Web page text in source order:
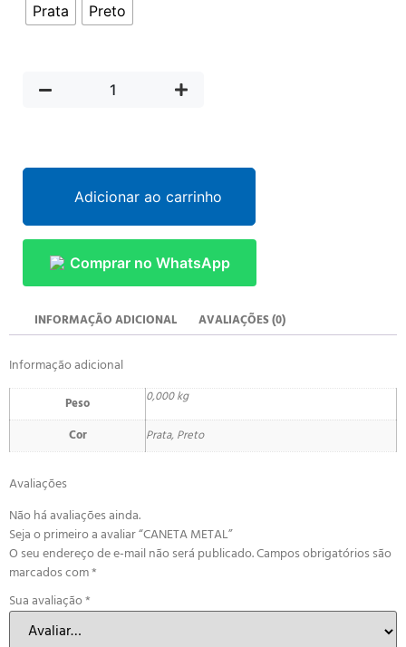
Prata Preto
Adicionar ao carrinho
Comprar no WhatsApp
INFORMAÇÃO ADICIONAL AVALIAÇÕES (0)
Informação adicional
Peso 0,000 kg
Cor Prata, Preto
Avaliações
Não há avaliações ainda.
Seja o primeiro a avaliar “CANETA METAL”
O seu endereço de e-mail não será publicado.Campos obrigatórios são
marcados com*
Sua avaliação*